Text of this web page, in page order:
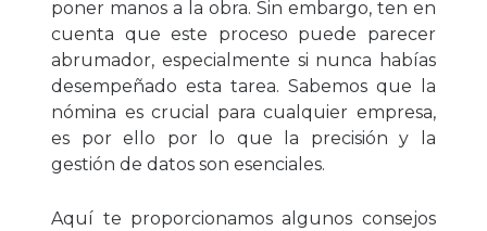
poner manos a la obra. Sin embargo, ten en
cuenta que este proceso puede parecer
abrumador, especialmente si nunca habías
desempeñado esta tarea. Sabemos que la
nómina es crucial para cualquier empresa,
es por ello por lo que la precisión y la
gestión de datos son esenciales.
Aquí te proporcionamos algunos consejos